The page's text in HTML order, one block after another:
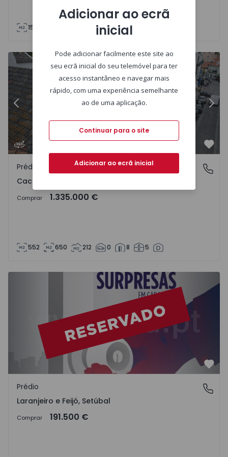
155 0 0
Prédio Almada, Cacilhas - 1158954 - 1
Anterior
Cacilhas, Almada
Prédio
Cacilhas, Almada
Comprar 1.335.000 €
552 650 212 0 8 5
Prédio Almada, Laranjeiro e Feijó - 764684 - 1
Laranjeiro e Feijó, Setúbal
Prédio
Laranjeiro e Feijó, Setúbal
Comprar 191.500 €
Adicionar ao ecrã
inicial
Pode adicionar facilmente este site ao
seu ecrã inicial do seu telemóvel para ter
acesso instantâneo e navegar mais
rápido, com uma experiência semelhante
ao de uma aplicação.
Continuar para o site
Adicionar ao ecrã inicial